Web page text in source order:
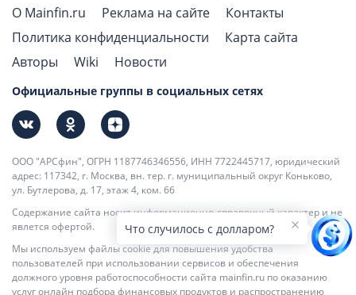
О Mainfin.ru Реклама на сайте
Контакты
Политика конфиденциальности
Карта сайта
Авторы
Wiki Новости
ООО "АРСфин", ОГРН 1187746346556, ИНН 7722445717, юридический
адрес: 117342, г. Москва, вн. тер. г. муниципальный округ Коньково,
ул. Бутлерова, д. 17, этаж 4, ком. 66
Содержание сайта носит информационно-справочный характер и не
явлется офертой.
Мы используем файлы cookie для повышения удобства
пользователей при использовании сервисов и обеспечения
должного уровня работоспособности сайта mainfin.ru по оказанию
услуг онлайн подбора финансовых продуктов и распространению
Официальные группы в социальных сетях
Что случилось с долларом?